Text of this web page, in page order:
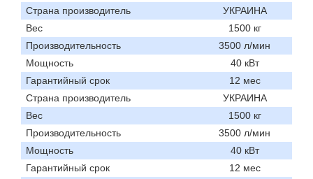
Страна производитель
УКРАИНА
Вес
1500 кг
Производительность
3500 л/мин
Мощность
40 кВт
Гарантийный срок
12 мес
Страна производитель
УКРАИНА
Вес
1500 кг
Производительность
3500 л/мин
Мощность
40 кВт
Гарантийный срок
12 мес